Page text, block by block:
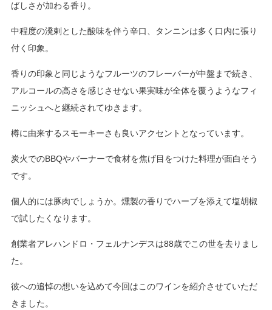
ばしさが加わる香り。
中程度の溌剌とした酸味を伴う辛口、タンニンは多く口内に張り
付く印象。
香りの印象と同じようなフルーツのフレーバーが中盤まで続き、
アルコールの高さを感じさせない果実味が全体を覆うようなフィ
ニッシュへと継続されてゆきます。
樽に由来するスモーキーさも良いアクセントとなっています。
炭火でのBBQやバーナーで食材を焦げ目をつけた料理が面白そう
です。
個人的には豚肉でしょうか。燻製の香りでハーブを添えて塩胡椒
で試したくなります。
創業者アレハンドロ・フェルナンデスは88歳でこの世を去りまし
た。
彼への追悼の想いを込めて今回はこのワインを紹介させていただ
きました。